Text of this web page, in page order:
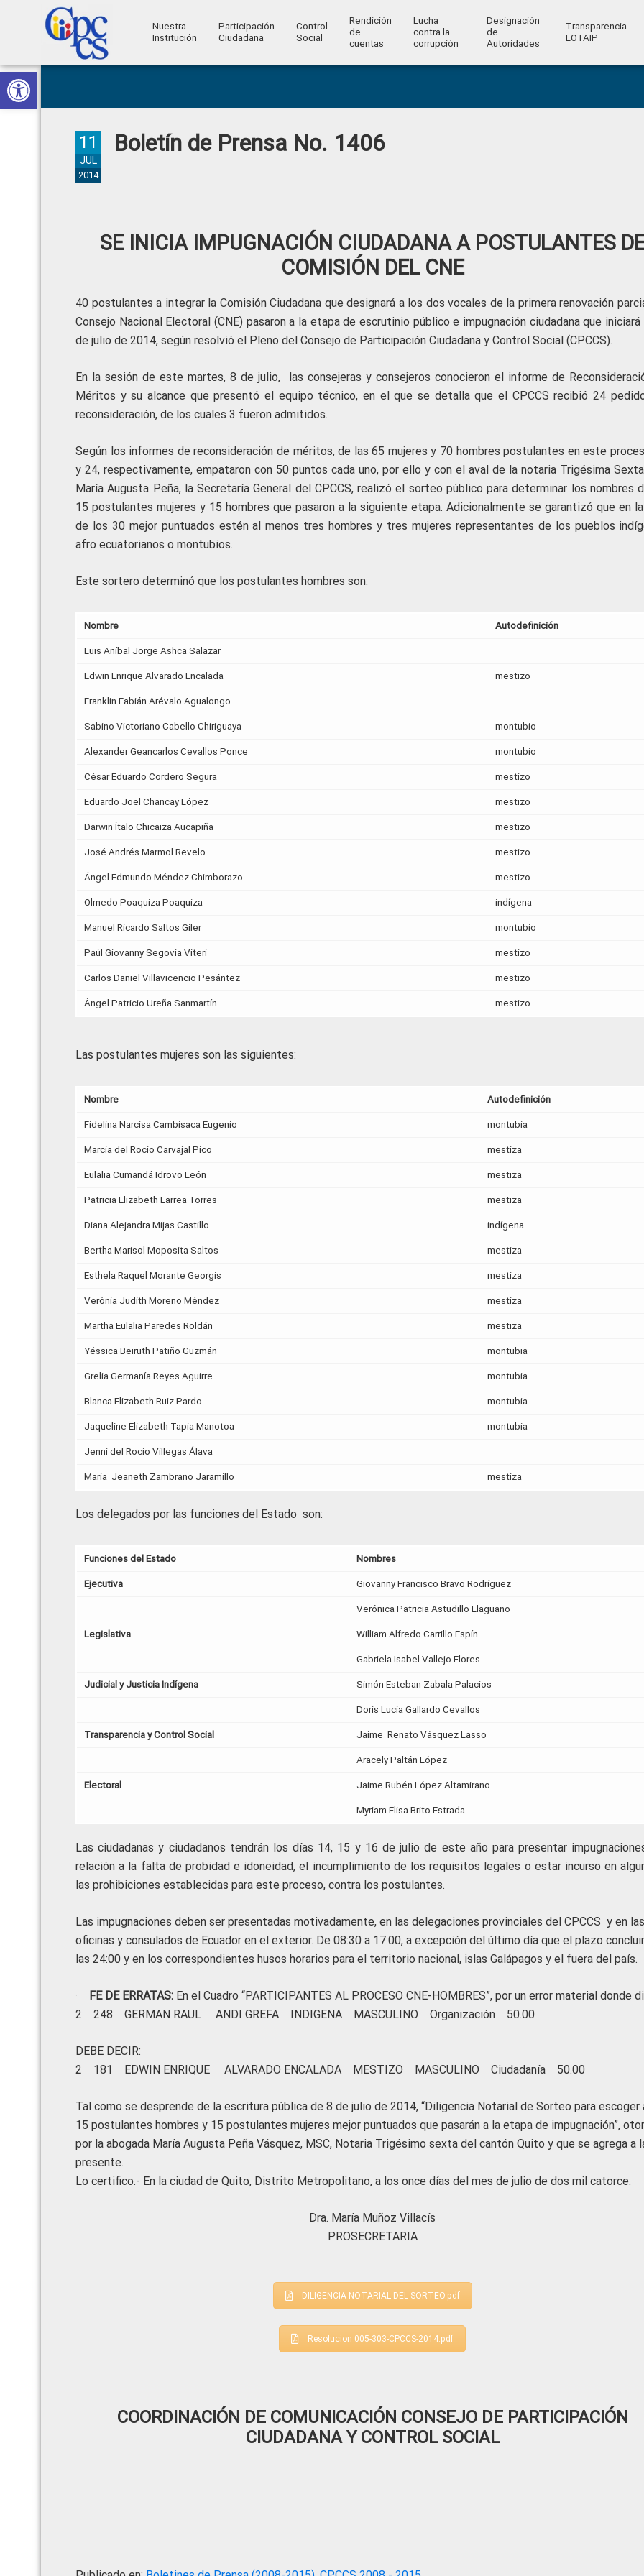
Abrir barra de herramientas
Skip
to
primary
Skip
to
main
Skip
to
primary
Skip
to
footer
Ciudadana
Control
Ciudadano
Nuestra
Institución
Participación
Ciudadana
Control
Social
Rendición
de
cuentas
Lucha
contra la
corrupción
Designación
de
Autoridades
Transparencia-
LOTAIP
Boletín de Prensa No. 1406
11
JUL
2014
SE INICIA IMPUGNACIÓN CIUDADANA A POSTULANTES
COMISIÓN DEL CNE
40 postulantes a integrar la Comisión Ciudadana que designará a los dos vocales de la primera renovación
Consejo Nacional Electoral (CNE) pasaron a la etapa de escrutinio público e impugnación ciudadana que
de julio de 2014, según resolvió el Pleno del Consejo de Participación Ciudadana y Control Social (CPCCS).
En la sesión de este martes, 8 de julio, las consejeras y consejeros conocieron el informe de
Méritos y su alcance que presentó el equipo técnico, en el que se detalla que el CPCCS recibió 24
reconsideración, de los cuales 3 fueron admitidos.
Según los informes de reconsideración de méritos, de las 65 mujeres y 70 hombres postulantes en este
y 24, respectivamente, empataron con 50 puntos cada uno, por ello y con el aval de la notaria Trigésima
María Augusta Peña, la Secretaría General del CPCCS, realizó el sorteo público para determinar los nombres
15 postulantes mujeres y 15 hombres que pasaron a la siguiente etapa. Adicionalmente se garantizó que en
de los 30 mejor puntuados estén al menos tres hombres y tres mujeres representantes de los pueblos
afro ecuatorianos o montubios.
Este sortero determinó que los postulantes hombres son:
Nombre Autodefinición
Luis Aníbal Jorge Ashca Salazar
Edwin Enrique Alvarado Encalada mestizo
Franklin Fabián Arévalo Agualongo
Sabino Victoriano Cabello Chiriguaya montubio
Alexander Geancarlos Cevallos Ponce montubio
César Eduardo Cordero Segura mestizo
Eduardo Joel Chancay López mestizo
Darwin Ítalo Chicaiza Aucapiña mestizo
José Andrés Marmol Revelo mestizo
Ángel Edmundo Méndez Chimborazo mestizo
Olmedo Poaquiza Poaquiza indígena
Manuel Ricardo Saltos Giler montubio
Paúl Giovanny Segovia Viteri mestizo
Carlos Daniel Villavicencio Pesántez mestizo
Ángel Patricio Ureña Sanmartín mestizo
Las postulantes mujeres son las siguientes:
Nombre Autodefinición
Fidelina Narcisa Cambisaca Eugenio montubia
Marcia del Rocío Carvajal Pico mestiza
Eulalia Cumandá Idrovo León mestiza
Patricia Elizabeth Larrea Torres mestiza
Diana Alejandra Mijas Castillo indígena
Bertha Marisol Moposita Saltos mestiza
Esthela Raquel Morante Georgis mestiza
Verónia Judith Moreno Méndez mestiza
Martha Eulalia Paredes Roldán mestiza
Yéssica Beiruth Patiño Guzmán montubia
Grelia Germanía Reyes Aguirre montubia
Blanca Elizabeth Ruiz Pardo montubia
Jaqueline Elizabeth Tapia Manotoa montubia
Jenni del Rocío Villegas Álava
María Jeaneth Zambrano Jaramillo mestiza
Los delegados por las funciones del Estado son:
Funciones del Estado Nombres
Ejecutiva Giovanny Francisco Bravo Rodríguez
Verónica Patricia Astudillo Llaguano
Legislativa William Alfredo Carrillo Espín
Gabriela Isabel Vallejo Flores
Judicial y Justicia Indígena Simón Esteban Zabala Palacios
Doris Lucía Gallardo Cevallos
Transparencia y Control Social Jaime Renato Vásquez Lasso
Aracely Paltán López
Electoral Jaime Rubén López Altamirano
Myriam Elisa Brito Estrada
Las ciudadanas y ciudadanos tendrán los días 14, 15 y 16 de julio de este año para presentar
relación a la falta de probidad e idoneidad, el incumplimiento de los requisitos legales o estar incurso en
las prohibiciones establecidas para este proceso, contra los postulantes.
Las impugnaciones deben ser presentadas motivadamente, en las delegaciones provinciales del CPCCS y en las
oficinas y consulados de Ecuador en el exterior. De 08:30 a 17:00, a excepción del último día que el plazo
las 24:00 y en los correspondientes husos horarios para el territorio nacional, islas Galápagos y el fuera del país.
· FE DE ERRATAS: En el Cuadro “PARTICIPANTES AL PROCESO CNE-HOMBRES”, por un error material donde
2 248 GERMAN RAUL ANDI GREFA INDIGENA MASCULINO Organización 50.00
DEBE DECIR:
2 181 EDWIN ENRIQUE ALVARADO ENCALADA MESTIZO MASCULINO Ciudadanía 50.00
Tal como se desprende de la escritura pública de 8 de julio de 2014, “Diligencia Notarial de Sorteo para escoger
15 postulantes hombres y 15 postulantes mujeres mejor puntuados que pasarán a la etapa de impugnación”,
por la abogada María Augusta Peña Vásquez, MSC, Notaria Trigésimo sexta del cantón Quito y que se agrega a
presente.
Lo certifico.- En la ciudad de Quito, Distrito Metropolitano, a los once días del mes de julio de dos mil catorce.
Dra. María Muñoz Villacís
PROSECRETARIA
DILIGENCIA NOTARIAL DEL SORTEO.pdf
Resolucion 005-303-CPCCS-2014.pdf
COORDINACIÓN DE COMUNICACIÓN CONSEJO DE PARTICIPACIÓN
CIUDADANA Y CONTROL SOCIAL